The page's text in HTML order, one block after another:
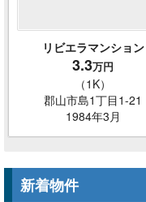
リビエラマンション
3.3万円
（1K）
郡山市島1丁目1-21
1984年3月
新着物件